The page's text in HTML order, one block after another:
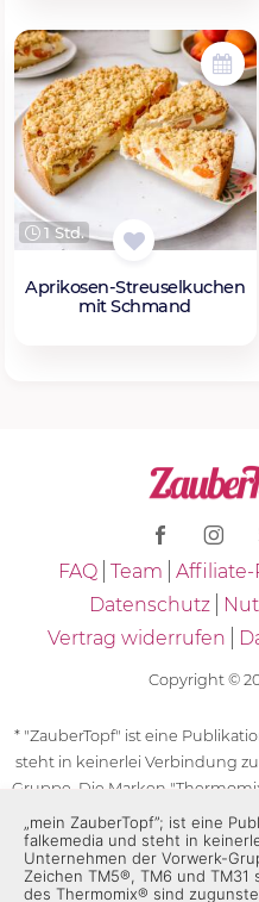
1 Std.
Aprikosen-Streuselkuchen
mit Schmand
FAQ Team
Datenschutz
Vertrag widerrufen
Copyright ©
* "ZauberTopf" ist eine
steht in keinerlei Verbindung
Gruppe. Die Marken
des "Thermomix®" sind
der Vorwerk-Gruppe. Die
TM6 und TM31 sowie die
sind zugunsten der
„mein ZauberTopf”; ist eine
falkemedia und steht in
Unternehmen der Vorwerk-
Zeichen TM5®, TM6 und
des Thermomix® sind